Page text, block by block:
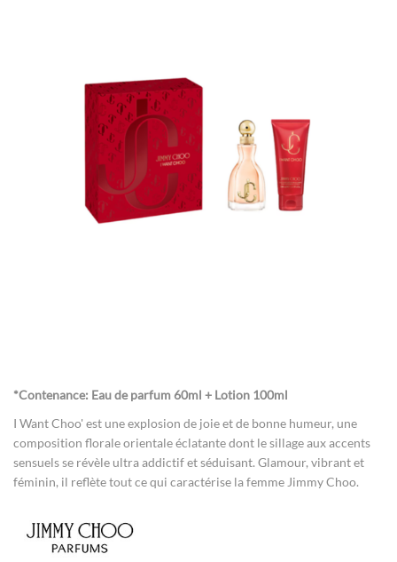
beginning
the
images
gallery
*Contenance: Eau de parfum 60ml + Lotion 100ml
I Want Choo' est une explosion de joie et de bonne humeur, une
composition florale orientale éclatante dont le sillage aux accents
sensuels se révèle ultra addictif et séduisant. Glamour, vibrant et
féminin, il reflète tout ce qui caractérise la femme Jimmy Choo.